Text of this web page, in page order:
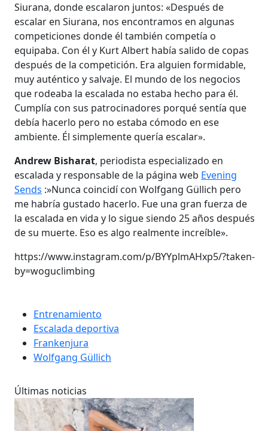
Siurana, donde escalaron juntos: «Después de
escalar en Siurana, nos encontramos en algunas
competiciones donde él también competía o
equipaba. Con él y Kurt Albert había salido de copas
después de la competición. Era alguien formidable,
muy auténtico y salvaje. El mundo de los negocios
que rodeaba la escalada no estaba hecho para él.
Cumplía con sus patrocinadores porqué sentía que
debía hacerlo pero no estaba cómodo en ese
ambiente. Él simplemente quería escalar».
Andrew Bisharat, periodista especializado en
escalada y responsable de la página web Evening
Sends :»Nunca coincidí con Wolfgang Güllich pero
me habría gustado hacerlo. Fue una gran fuerza de
la escalada en vida y lo sigue siendo 25 años después
de su muerte. Eso es algo realmente increíble».
https://www.instagram.com/p/BYYplmAHxp5/?taken-
by=woguclimbing
Entrenamiento
Escalada deportiva
Frankenjura
Wolfgang Güllich
Últimas noticias